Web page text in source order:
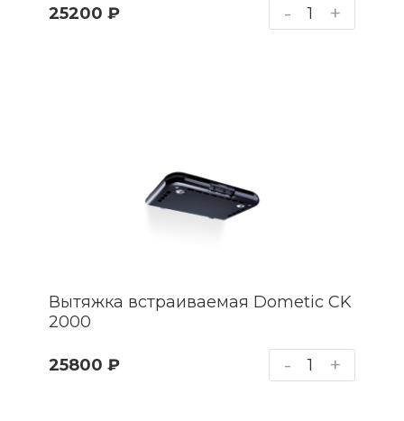
25200 ₽ - +
Вытяжка встраиваемая Dometic CK
2000
25800 ₽ - +